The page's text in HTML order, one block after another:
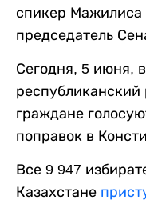
спикер Мажилиса
председатель
Сегодня, 5 июня,
граждане
поправок в
Все 9 947
Казахстане